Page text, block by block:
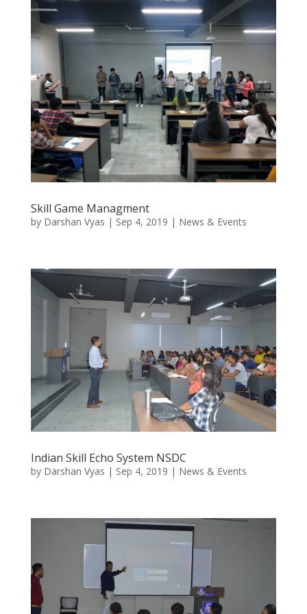
Skill Game Managment
by Darshan Vyas | Sep 4, 2019 | News & Events
Indian Skill Echo System NSDC
by Darshan Vyas | Sep 4, 2019 | News & Events